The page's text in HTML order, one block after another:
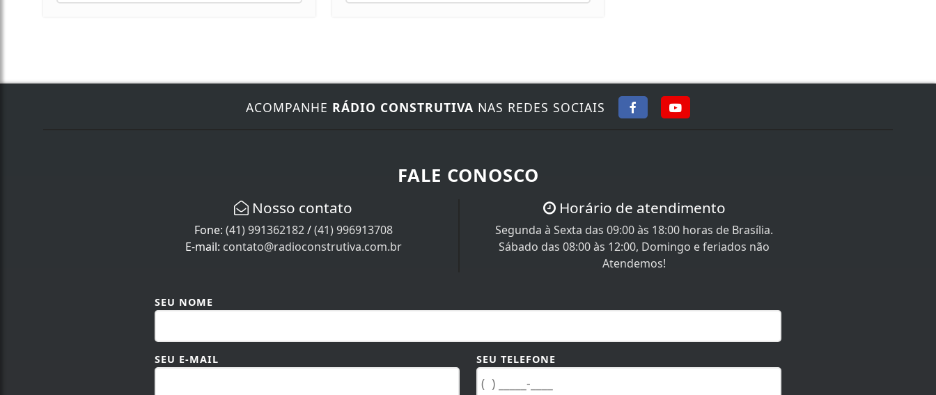
ACOMPANHE RÁDIO CONSTRUTIVA NAS REDES SOCIAIS
FALE CONOSCO
Nosso contato
Fone: (41) 991362182/(41) 996913708
E-mail: contato@radioconstrutiva.com.br
Horário de atendimento
Segunda à Sexta das 09:00 às 18:00 horas de Brasília.
Sábado das 08:00 às 12:00, Domingo e feriados não
Atendemos!
SEU NOME
SEU E-MAIL SEU TELEFONE